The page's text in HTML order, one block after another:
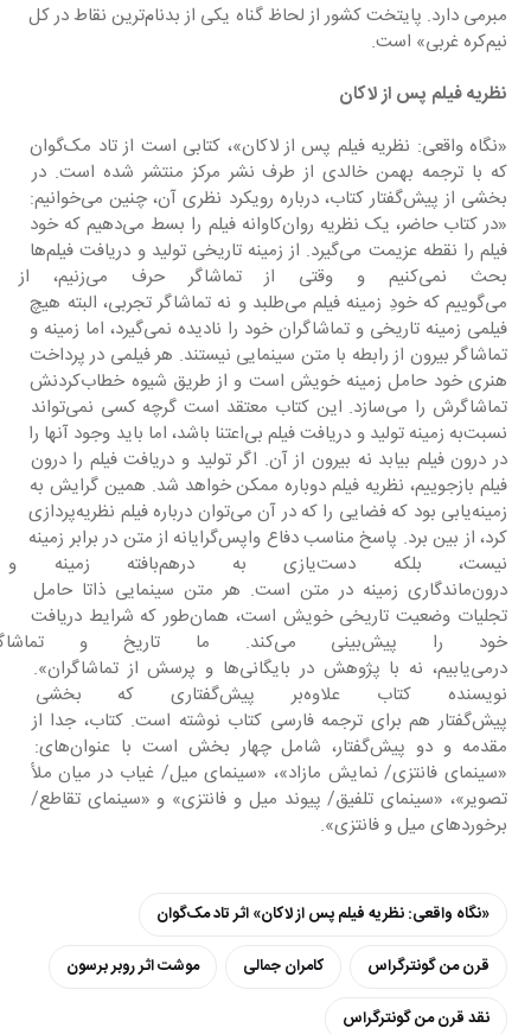
مبرمی دارد. پایتخت کشور از لحاظ گناه یکی از بدنام‌ترین نقاط در کل
نیم‌کره غربی» است.
نظریه فیلم پس از لاکان
«نگاه واقعی: نظریه فیلم پس از لاکان»، کتابی است از تاد مک‌گوان
که با ترجمه بهمن خالدی از طرف نشر مرکز منتشر شده است. در
بخشی از پیش‌گفتار کتاب، درباره رویکرد نظری آن، چنین می‌خوانیم:
«در کتاب حاضر، یک نظریه روان‌کاوانه فیلم را بسط می‌دهیم که خود
فیلم را نقطه عزیمت می‌گیرد. از زمینه تاریخی تولید و دریافت فیلم‌ها
بحث نمی‌کنیم و وقتی
می‌گوییم که خودِ زمینه فیلم می‌طلبد و نه تماشاگر تجربی، البته هیچ
فیلمی زمینه تاریخی و تماشاگران خود را نادیده نمی‌گیرد، اما زمینه و
تماشاگر بیرون از رابطه با متن سینمایی نیستند. هر فیلمی در پرداخت
هنری خود حامل زمینه خویش است و از طریق شیوه خطاب‌کردنش
تماشاگرش را می‌سازد. این کتاب معتقد است گرچه کسی نمی‌تواند
نسبت‌به زمینه تولید و دریافت فیلم بی‌اعتنا باشد، اما باید وجود آنها را
در درون فیلم بیابد نه بیرون از آن. اگر تولید و دریافت فیلم را درون
فیلم بازجوییم، نظریه فیلم دوباره ممکن خواهد شد. همین گرایش به
زمینه‌یابی بود که فضایی را که در آن می‌توان درباره فیلم نظریه‌پردازی
کرد، از بین برد. پاسخ مناسب دفاع واپس‌گرایانه از متن در برابر زمینه
نیست، بلکه دست‌یازی به
درون‌ماندگاری زمینه در متن است. هر متن سینمایی ذاتا حامل
تجلیات وضعیت تاریخی خویش است، همان‌طور که شرایط دریافت
خود را پیش‌بینی می‌کند. ما
درمی‌یابیم، نه با پژوهش در بایگانی‌ها و پرسش از تماشاگران».
نویسنده کتاب علاوه‌بر
پیش‌گفتار هم برای ترجمه فارسی کتاب نوشته است. کتاب، جدا از
مقدمه و دو پیش‌گفتار، شامل چهار بخش است با عنوان‌های:
«سینمای فانتزی/ نمایش مازاد»، «سینمای میل/ غیاب در میان ملأ
تصویر»، «سینمای تلفیق/ پیوند میل و فانتزی» و «سینمای تقاطع/
برخوردهای میل و فانتزی».
«نگاه واقعی: نظریه فیلم پس از لاکان» اثر تاد مک‌گوان
قرن من گونترگراس
کامران جمالی
موشت اثر روبر برسون
نقد قرن من گونترگراس